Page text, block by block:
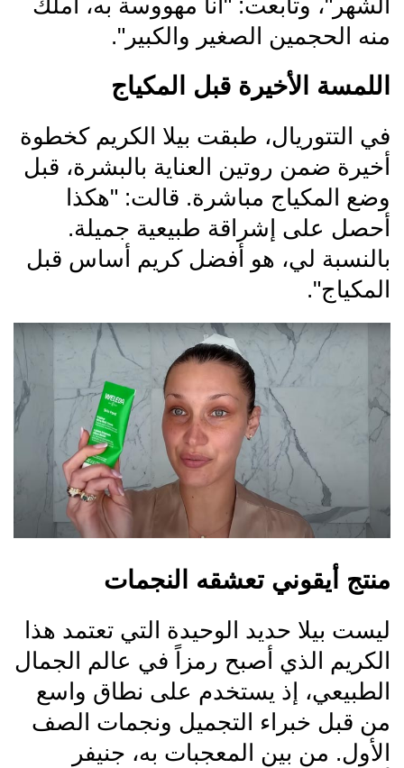
الشهر"، وتابعت: "أنا مهووسة به، أملك
منه الحجمين الصغير والكبير".
اللمسة الأخيرة قبل المكياج
في التتوريال، طبقت بيلا الكريم كخطوة
أخيرة ضمن روتين العناية بالبشرة، قبل
وضع المكياج مباشرة. قالت: "هكذا
أحصل على إشراقة طبيعية جميلة.
بالنسبة لي، هو أفضل كريم أساس قبل
المكياج".
منتج أيقوني تعشقه النجمات
ليست بيلا حديد الوحيدة التي تعتمد هذا
الكريم الذي أصبح رمزاً في عالم الجمال
الطبيعي، إذ يستخدم على نطاق واسع
من قبل خبراء التجميل ونجمات الصف
الأول. من بين المعجبات به، جنيفر